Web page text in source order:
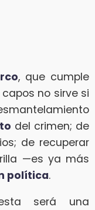
, que cumple
no sirve si
del crimen; de
de recuperar
—es ya más
política.
será una